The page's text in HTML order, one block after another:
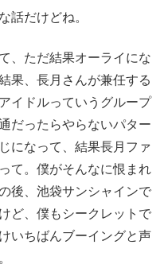
話だけどね。
、ただ結果オーライにな
果、長月さんが兼任する
イドルっていうグループ
だったらやらないパター
になって、結果長月ファ
て。僕がそんなに恨まれ
後、池袋サンシャインで
ど、僕もシークレットで
いちばんブーイングと声